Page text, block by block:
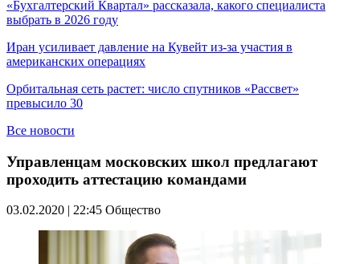
«Бухгалтерский Квартал» рассказала, какого специалиста
выбрать в 2026 году
Иран усиливает давление на Кувейт из-за участия в
американских операциях
Орбитальная сеть растет: число спутников «Рассвет»
превысило 30
Все новости
Управленцам московских школ предлагают
проходить аттестацию командами
03.02.2020 | 22:45 Общество